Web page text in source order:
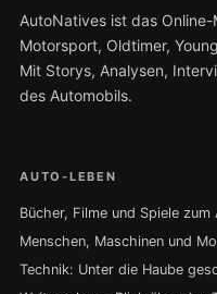
AutoNatives ist das
Motorsport, Oldtimer,
Mit Storys, Analysen,
des Automobils.
AUTO-LEBEN
Bücher, Filme und Spiele zum
Menschen, Maschinen und
Technik: Unter die Haube